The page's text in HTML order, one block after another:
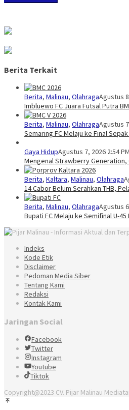
Berita Terkait
Berita, Malinau, OlahragaAgustus
Imbluewo FC Juara Futsal Putra
Berita, Malinau, OlahragaAgustus
Semaring FC Melaju ke Final
Gaya HidupAgustus 7, 2026 2:54 PM
Mengenal Strawberry
Berita, Kaltara, Malinau, Olahraga
14 Cabor Belum Serahkan THB,
Berita, Malinau, OlahragaAgustus
Bupati FC Melaju ke Semifinal U-45
Indeks
Kode Etik
Disclaimer
Pedoman Media Siber
Tentang Kami
Redaksi
Kontak Kami
Jaringan Social
Facebook
Twitter
Instagram
Youtube
Tiktok
Copyright@2023 CV. Pijar Malinau